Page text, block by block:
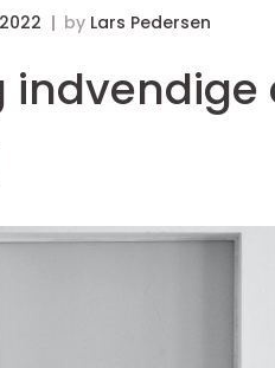
by Lars Pedersen